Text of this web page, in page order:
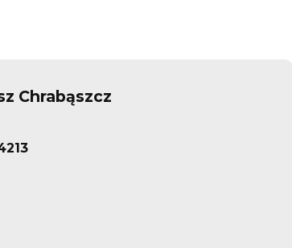
Chrabąszcz